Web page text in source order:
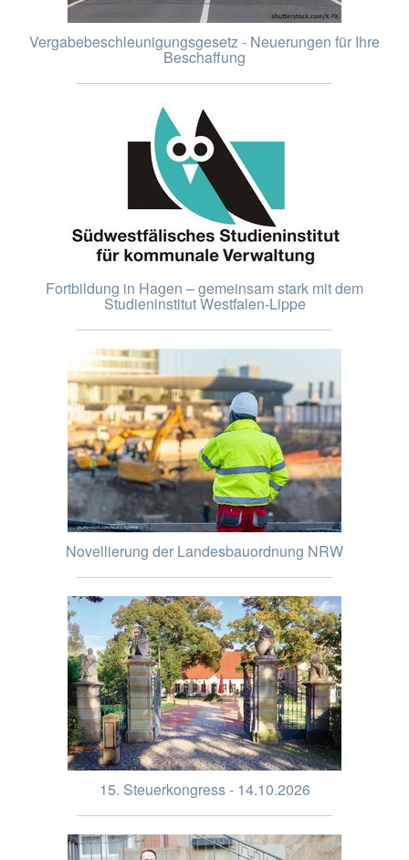
Vergabebeschleunigungsgesetz - Neuerungen für Ihre
Beschaffung
Fortbildung in Hagen – gemeinsam stark mit dem
Studieninstitut Westfalen-Lippe
Novellierung der Landesbauordnung NRW
15. Steuerkongress - 14.10.2026